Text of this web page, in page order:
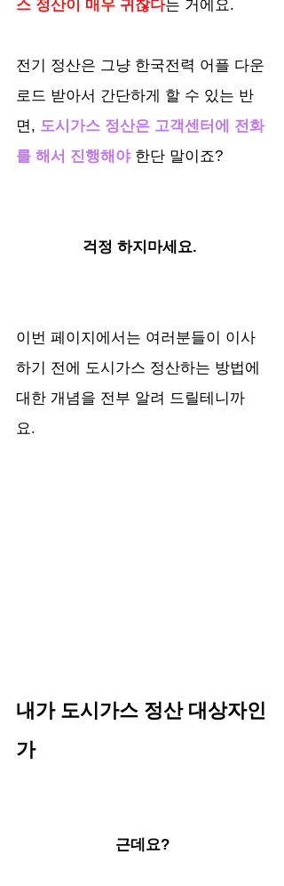
스 정산이 매우 귀찮다는 거에요.
전기 정산은 그냥 한국전력 어플 다운
로드 받아서 간단하게 할 수 있는 반
면, 도시가스 정산은 고객센터에 전화
를 해서 진행해야 한단 말이죠?
걱정 하지마세요.
이번 페이지에서는 여러분들이 이사
하기 전에 도시가스 정산하는 방법에
대한 개념을 전부 알려 드릴테니까
요.
내가 도시가스 정산 대상자인
가
근데요?